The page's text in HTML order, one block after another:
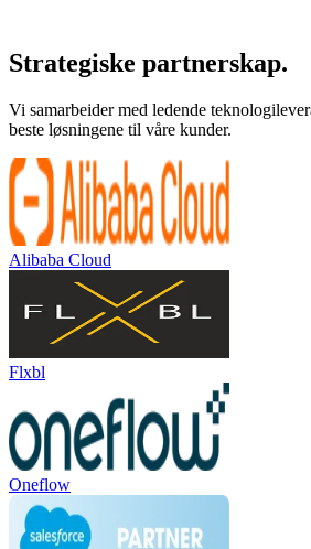
Strategiske partnerskap.
Vi samarbeider med ledende
beste løsningene til våre kunder.
Alibaba Cloud
Flxbl
Oneflow